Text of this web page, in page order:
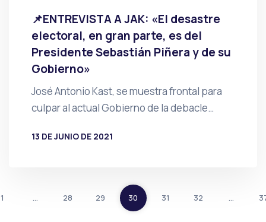
📌ENTREVISTA A JAK: «El desastre
electoral, en gran parte, es del
Presidente Sebastián Piñera y de su
Gobierno»
José Antonio Kast, se muestra frontal para
culpar al actual Gobierno de la debacle…
13 DE JUNIO DE 2021
1 28 29 30 31 32